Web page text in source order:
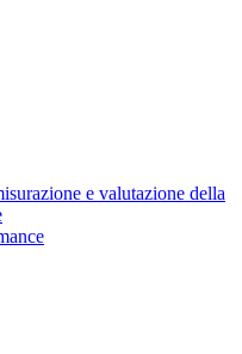
e valutazione della